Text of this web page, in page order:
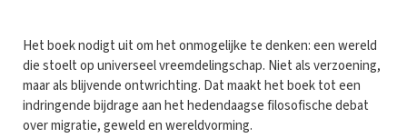
Het boek nodigt uit om het onmogelijke te denken: een wereld
die stoelt op universeel vreemdelingschap. Niet als verzoening,
maar als blijvende ontwrichting. Dat maakt het boek tot een
indringende bijdrage aan het hedendaagse filosofische debat
over migratie, geweld en wereldvorming.